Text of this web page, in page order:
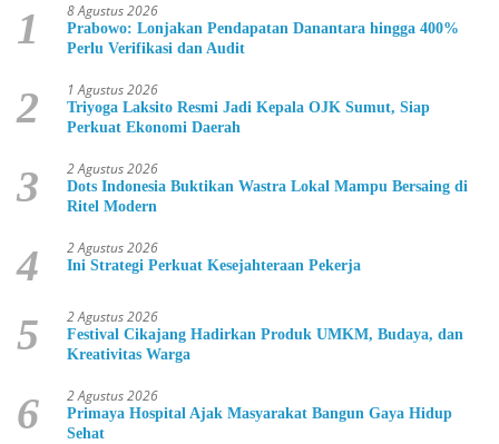
1 8 Agustus 2026
Prabowo: Lonjakan Pendapatan Danantara hingga 400%
Perlu Verifikasi dan Audit
2 1 Agustus 2026
Triyoga Laksito Resmi Jadi Kepala OJK Sumut, Siap
Perkuat Ekonomi Daerah
3 2 Agustus 2026
Dots Indonesia Buktikan Wastra Lokal Mampu Bersaing di
Ritel Modern
4 2 Agustus 2026
Ini Strategi Perkuat Kesejahteraan Pekerja
5 2 Agustus 2026
Festival Cikajang Hadirkan Produk UMKM, Budaya, dan
Kreativitas Warga
6 2 Agustus 2026
Primaya Hospital Ajak Masyarakat Bangun Gaya Hidup
Sehat